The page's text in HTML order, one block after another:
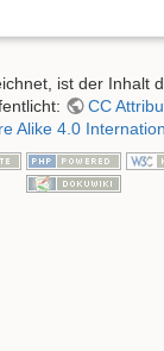
ist der Inhalt
CC
Alike 4.0